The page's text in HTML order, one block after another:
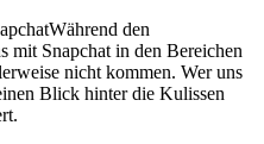
Während den
mit Snapchat in den Bereichen
nicht kommen. Wer uns
Blick hinter die Kulissen